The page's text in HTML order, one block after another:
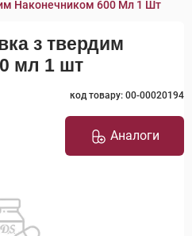
Наконечником 600 Мл 1 Шт
з твердим
мл 1 шт
код товару: 00-00020194
Аналоги